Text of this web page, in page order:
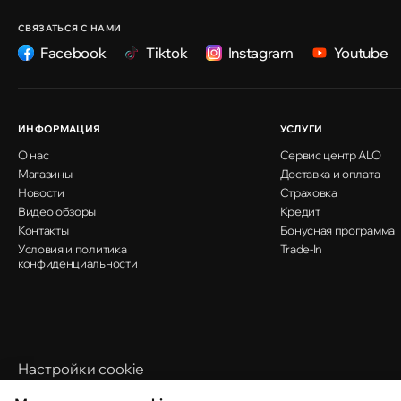
улица Митрополит Варлаам, 58
Кишинёв
Хынчештское шоссе, 60/4
СВЯЗАТЬСЯ С НАМИ
Facebook Tiktok Instagram Youtube
ИНФОРМАЦИЯ
О нас
Магазины
Новости
Видео обзоры
Контакты
Условия и политика
конфиденциальности
УСЛУГИ
Сервис центр ALO
Доставка и оплата
Страховка
Кредит
Бонусная программа
Trade-In
Настройки cookie